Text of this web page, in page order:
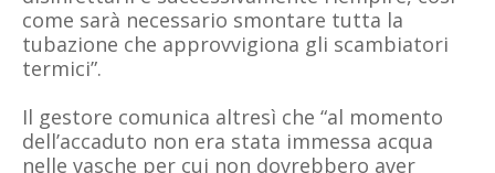
come sarà necessario smontare tutta la
tubazione che approvvigiona gli scambiatori
termici”.
Il gestore comunica altresì che “al momento
dell’accaduto non era stata immessa acqua
nelle vasche per cui non dovrebbero aver